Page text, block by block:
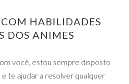
HABILIDADES
DOS ANIMES
você, estou sempre disposto
e te ajudar a resolver qualquer